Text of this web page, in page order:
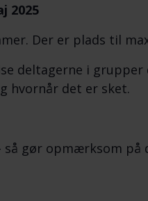
2025
Der er plads til
deltagerne i
hvornår det er sket.
gør opmærksom på